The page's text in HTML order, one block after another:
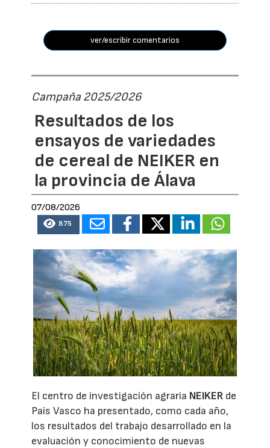
ver/escribir comentarios
Campaña 2025/2026
Resultados de los
ensayos de variedades
de cereal de NEIKER en
la provincia de Álava
07/08/2026
875
El centro de investigación agraria NEIKER de
País Vasco ha presentado, como cada año,
los resultados del trabajo desarrollado en la
evaluación y conocimiento de nuevas